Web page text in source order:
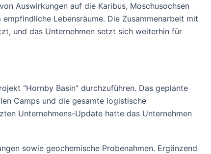
Auswirkungen auf die Karibus, Moschusochsen
Lebensräume. Die Zusammenarbeit mit
und das Unternehmen setzt sich weiterhin für
“Hornby Basin” durchzuführen. Das geplante
Camps und die gesamte logistische
Unternehmens-Update hatte das Unternehmen
sowie geochemische Probenahmen. Ergänzend